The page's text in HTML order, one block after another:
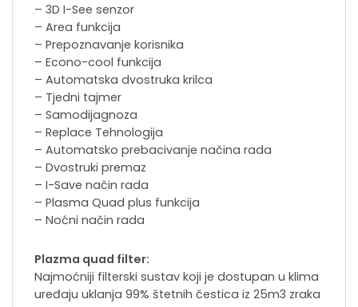
– 3D I-See senzor
– Area funkcija
– Prepoznavanje korisnika
– Econo-cool funkcija
– Automatska dvostruka krilca
– Tjedni tajmer
– Samodijagnoza
– Replace Tehnologija
– Automatsko prebacivanje načina rada
– Dvostruki premaz
– I-Save način rada
– Plasma Quad plus funkcija
– Noćni način rada
Plazma quad filter:
Najmoćniji filterski sustav koji je dostupan u klima
uređaju uklanja 99% štetnih čestica iz 25m3 zraka